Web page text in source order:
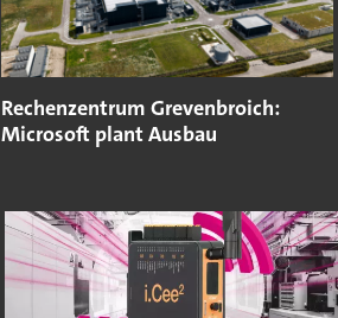
Rechenzentrum Grevenbroich:
Microsoft plant Ausbau